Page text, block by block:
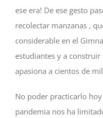
ese era! De ese gesto
recolectar manzanas ,
considerable en el
estudiantes y a
apasiona a cientos de
No poder practicarlo
pandemia nos ha